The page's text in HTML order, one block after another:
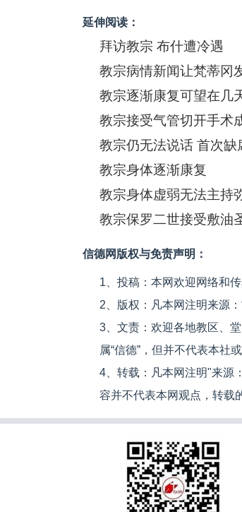
延伸阅读：
拜访教宗 布什遭冷遇
教宗病情新闻让梵蒂冈
教宗逐渐康复可望在几
教宗接受气管切开手术
教宗仍无法说话 首次缺
教宗身体逐渐康复
教宗身体虚弱无法主持
教宗保罗二世接受敷油
信德网版权与免责声明：
1、投稿：本网欢迎网络和
2、版权：凡本网注明来源
3、文责：欢迎各地教区、
属“信德”，但并不代表本社
4、转载：凡本网注明"来源
容并不代表本网观点，转载